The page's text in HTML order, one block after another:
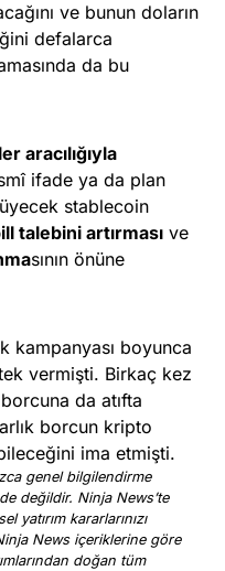
ve bunun doların
defalarca
da bu
aracılığıyla
ifade ya da plan
stablecoin
talebini artırması ve
sının önüne
kampanyası boyunca
vermişti. Birkaç kez
da atıfta
borcun kripto
ima etmişti.
genel bilgilendirme
değildir. Ninja News’te
yatırım kararlarınızı
News içeriklerine göre
doğan tüm